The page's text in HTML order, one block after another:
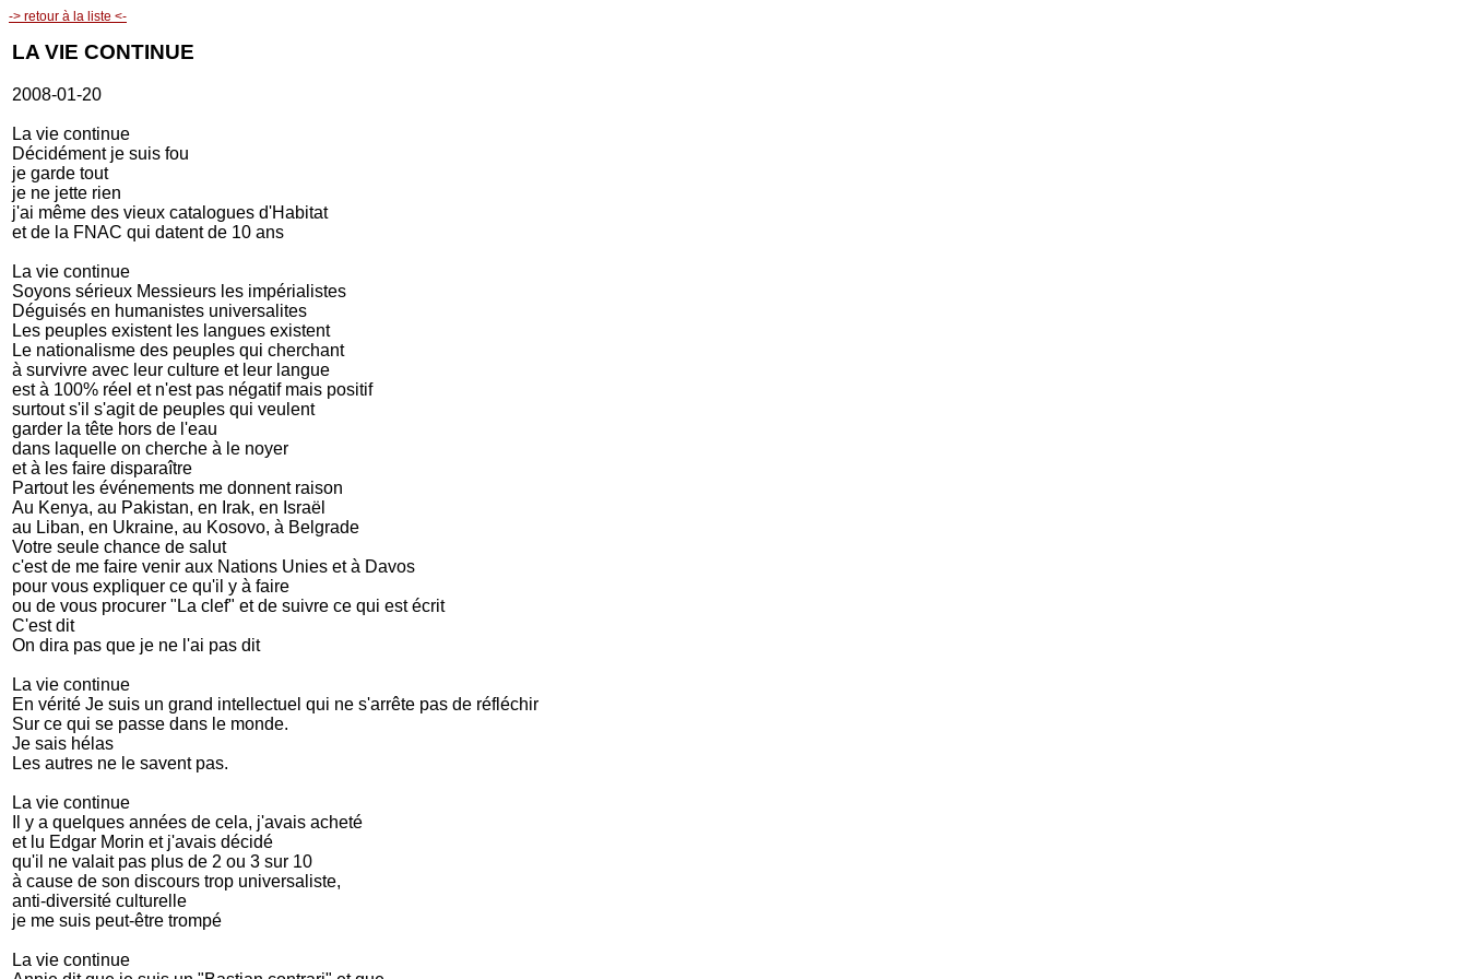
-> retour à la liste <-
LA VIE CONTINUE
2008-01-20
La vie continue
Décidément je suis fou
je garde tout
je ne jette rien
j'ai même des vieux catalogues d'Habitat
et de la FNAC qui datent de 10 ans
La vie continue
Soyons sérieux Messieurs les impérialistes
Déguisés en humanistes universalites
Les peuples existent les langues existent
Le nationalisme des peuples qui cherchant
à survivre avec leur culture et leur langue
est à 100% réel et n'est pas négatif mais positif
surtout s'il s'agit de peuples qui veulent
garder la tête hors de l'eau
dans laquelle on cherche à le noyer
et à les faire disparaître
Partout les événements me donnent raison
Au Kenya, au Pakistan, en Irak, en Israël
au Liban, en Ukraine, au Kosovo, à Belgrade
Votre seule chance de salut
c'est de me faire venir aux Nations Unies et à Davos
pour vous expliquer ce qu'il y à faire
ou de vous procurer "La clef" et de suivre ce qui est écrit
C'est dit
On dira pas que je ne l'ai pas dit
La vie continue
En vérité Je suis un grand intellectuel qui ne s'arrête pas de réfléchir
Sur ce qui se passe dans le monde.
Je sais hélas
Les autres ne le savent pas.
La vie continue
Il y a quelques années de cela, j'avais acheté
et lu Edgar Morin et j'avais décidé
qu'il ne valait pas plus de 2 ou 3 sur 10
à cause de son discours trop universaliste,
anti-diversité culturelle
je me suis peut-être trompé
La vie continue